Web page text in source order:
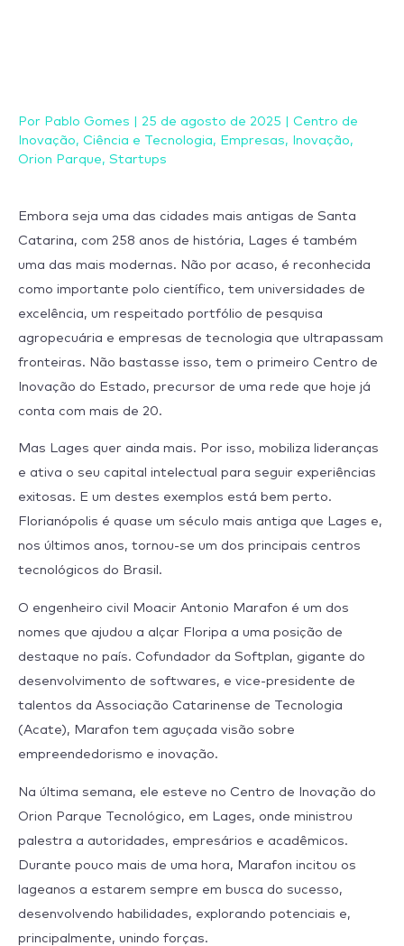
Por Pablo Gomes | 25 de agosto de 2025 | Centro de
Inovação, Ciência e Tecnologia, Empresas, Inovação,
Orion Parque, Startups
Embora seja uma das cidades mais antigas de Santa
Catarina, com 258 anos de história, Lages é também
uma das mais modernas. Não por acaso, é reconhecida
como importante polo científico, tem universidades de
excelência, um respeitado portfólio de pesquisa
agropecuária e empresas de tecnologia que ultrapassam
fronteiras. Não bastasse isso, tem o primeiro Centro de
Inovação do Estado, precursor de uma rede que hoje já
conta com mais de 20.
Mas Lages quer ainda mais. Por isso, mobiliza lideranças
e ativa o seu capital intelectual para seguir experiências
exitosas. E um destes exemplos está bem perto.
Florianópolis é quase um século mais antiga que Lages e,
nos últimos anos, tornou-se um dos principais centros
tecnológicos do Brasil.
O engenheiro civil Moacir Antonio Marafon é um dos
nomes que ajudou a alçar Floripa a uma posição de
destaque no país. Cofundador da Softplan, gigante do
desenvolvimento de softwares, e vice-presidente de
talentos da Associação Catarinense de Tecnologia
(Acate), Marafon tem aguçada visão sobre
empreendedorismo e inovação.
Na última semana, ele esteve no Centro de Inovação do
Orion Parque Tecnológico, em Lages, onde ministrou
palestra a autoridades, empresários e acadêmicos.
Durante pouco mais de uma hora, Marafon incitou os
lageanos a estarem sempre em busca do sucesso,
desenvolvendo habilidades, explorando potenciais e,
principalmente, unindo forças.